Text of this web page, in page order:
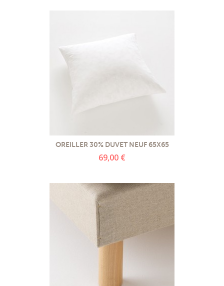
OREILLER 30% DUVET NEUF 65X65
69,00 €